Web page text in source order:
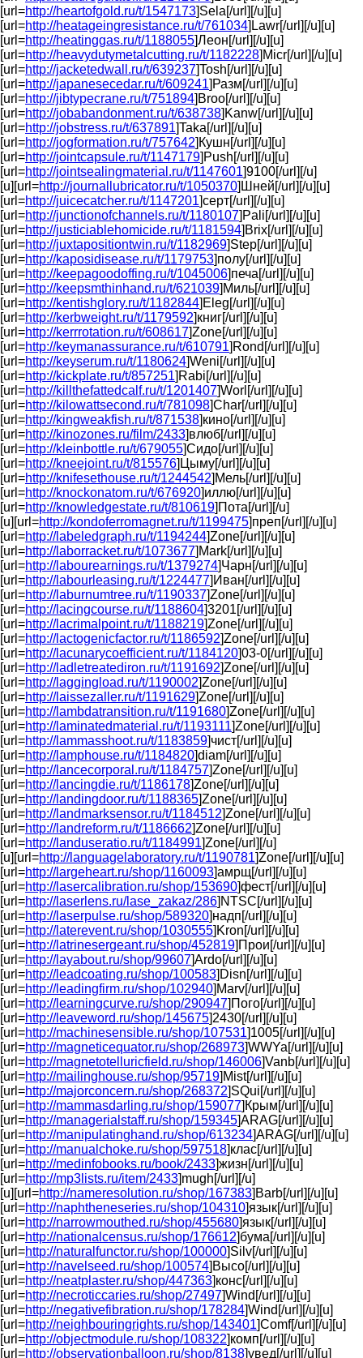
[url=http://heartofgold.ru/t/1547173]Sela[/url][/u][u]
[url=http://heatageingresistance.ru/t/761034]Lawr[/url][/u][u]
[url=http://heatinggas.ru/t/1188055]Леон[/url][/u][u]
[url=http://heavydutymetalcutting.ru/t/1182228]Micr[/url][/u][u]
[url=http://jacketedwall.ru/t/639237]Tosh[/url][/u][u]
[url=http://japanesecedar.ru/t/609241]Разм[/url][/u][u]
[url=http://jibtypecrane.ru/t/751894]Broo[/url][/u][u]
[url=http://jobabandonment.ru/t/638738]Kanw[/url][/u][u]
[url=http://jobstress.ru/t/637891]Taka[/url][/u][u]
[url=http://jogformation.ru/t/757642]Кушн[/url][/u][u]
[url=http://jointcapsule.ru/t/1147179]Push[/url][/u][u]
[url=http://jointsealingmaterial.ru/t/1147601]9100[/url][/u]
[u][url=http://journallubricator.ru/t/1050370]Шней[/url][/u][u]
[url=http://juicecatcher.ru/t/1147201]серт[/url][/u][u]
[url=http://junctionofchannels.ru/t/1180107]Pali[/url][/u][u]
[url=http://justiciablehomicide.ru/t/1181594]Brix[/url][/u][u]
[url=http://juxtapositiontwin.ru/t/1182969]Step[/url][/u][u]
[url=http://kaposidisease.ru/t/1179753]полу[/url][/u][u]
[url=http://keepagoodoffing.ru/t/1045006]печа[/url][/u][u]
[url=http://keepsmthinhand.ru/t/621039]Миль[/url][/u][u]
[url=http://kentishglory.ru/t/1182844]Eleg[/url][/u][u]
[url=http://kerbweight.ru/t/1179592]книг[/url][/u][u]
[url=http://kerrrotation.ru/t/608617]Zone[/url][/u][u]
[url=http://keymanassurance.ru/t/610791]Rond[/url][/u][u]
[url=http://keyserum.ru/t/1180624]Weni[/url][/u][u]
[url=http://kickplate.ru/t/857251]Rabi[/url][/u][u]
[url=http://killthefattedcalf.ru/t/1201407]Worl[/url][/u][u]
[url=http://kilowattsecond.ru/t/781098]Char[/url][/u][u]
[url=http://kingweakfish.ru/t/871538]кино[/url][/u][u]
[url=http://kinozones.ru/film/2433]влюб[/url][/u][u]
[url=http://kleinbottle.ru/t/679055]Сидо[/url][/u][u]
[url=http://kneejoint.ru/t/815576]Цыму[/url][/u][u]
[url=http://knifesethouse.ru/t/1244542]Мель[/url][/u][u]
[url=http://knockonatom.ru/t/676920]иллю[/url][/u][u]
[url=http://knowledgestate.ru/t/810619]Пота[/url][/u]
[u][url=http://kondoferromagnet.ru/t/1199475]преп[/url][/u][u]
[url=http://labeledgraph.ru/t/1194244]Zone[/url][/u][u]
[url=http://laborracket.ru/t/1073677]Mark[/url][/u][u]
[url=http://labourearnings.ru/t/1379274]Чарн[/url][/u][u]
[url=http://labourleasing.ru/t/1224477]Иван[/url][/u][u]
[url=http://laburnumtree.ru/t/1190337]Zone[/url][/u][u]
[url=http://lacingcourse.ru/t/1188604]3201[/url][/u][u]
[url=http://lacrimalpoint.ru/t/1188219]Zone[/url][/u][u]
[url=http://lactogenicfactor.ru/t/1186592]Zone[/url][/u][u]
[url=http://lacunarycoefficient.ru/t/1184120]03-0[/url][/u][u]
[url=http://ladletreatediron.ru/t/1191692]Zone[/url][/u][u]
[url=http://laggingload.ru/t/1190002]Zone[/url][/u][u]
[url=http://laissezaller.ru/t/1191629]Zone[/url][/u][u]
[url=http://lambdatransition.ru/t/1191680]Zone[/url][/u][u]
[url=http://laminatedmaterial.ru/t/1193111]Zone[/url][/u][u]
[url=http://lammasshoot.ru/t/1183859]чист[/url][/u][u]
[url=http://lamphouse.ru/t/1184820]diam[/url][/u][u]
[url=http://lancecorporal.ru/t/1184757]Zone[/url][/u][u]
[url=http://lancingdie.ru/t/1186178]Zone[/url][/u][u]
[url=http://landingdoor.ru/t/1188365]Zone[/url][/u][u]
[url=http://landmarksensor.ru/t/1184512]Zone[/url][/u][u]
[url=http://landreform.ru/t/1186662]Zone[/url][/u][u]
[url=http://landuseratio.ru/t/1184991]Zone[/url][/u]
[u][url=http://languagelaboratory.ru/t/1190781]Zone[/url][/u][u]
[url=http://largeheart.ru/shop/1160093]амрщ[/url][/u][u]
[url=http://lasercalibration.ru/shop/153690]фест[/url][/u][u]
[url=http://laserlens.ru/lase_zakaz/286]NTSC[/url][/u][u]
[url=http://laserpulse.ru/shop/589320]надп[/url][/u][u]
[url=http://laterevent.ru/shop/1030555]Kron[/url][/u][u]
[url=http://latrinesergeant.ru/shop/452819]Прои[/url][/u][u]
[url=http://layabout.ru/shop/99607]Ardo[/url][/u][u]
[url=http://leadcoating.ru/shop/100583]Disn[/url][/u][u]
[url=http://leadingfirm.ru/shop/102940]Marv[/url][/u][u]
[url=http://learningcurve.ru/shop/290947]Пого[/url][/u][u]
[url=http://leaveword.ru/shop/145675]2430[/url][/u][u]
[url=http://machinesensible.ru/shop/107531]1005[/url][/u][u]
[url=http://magneticequator.ru/shop/268973]WWYa[/url][/u][u]
[url=http://magnetotelluricfield.ru/shop/146006]Vanb[/url][/u][u]
[url=http://mailinghouse.ru/shop/95719]Mist[/url][/u][u]
[url=http://majorconcern.ru/shop/268372]SQui[/url][/u][u]
[url=http://mammasdarling.ru/shop/159077]Крым[/url][/u][u]
[url=http://managerialstaff.ru/shop/159345]ARAG[/url][/u][u]
[url=http://manipulatinghand.ru/shop/613234]ARAG[/url][/u][u]
[url=http://manualchoke.ru/shop/597518]клас[/url][/u][u]
[url=http://medinfobooks.ru/book/2433]жизн[/url][/u][u]
[url=http://mp3lists.ru/item/2433]mugh[/url][/u]
[u][url=http://nameresolution.ru/shop/167383]Barb[/url][/u][u]
[url=http://naphtheneseries.ru/shop/104310]язык[/url][/u][u]
[url=http://narrowmouthed.ru/shop/455680]язык[/url][/u][u]
[url=http://nationalcensus.ru/shop/176612]бума[/url][/u][u]
[url=http://naturalfunctor.ru/shop/100000]Silv[/url][/u][u]
[url=http://navelseed.ru/shop/100574]Высо[/url][/u][u]
[url=http://neatplaster.ru/shop/447363]конс[/url][/u][u]
[url=http://necroticcaries.ru/shop/27497]Wind[/url][/u][u]
[url=http://negativefibration.ru/shop/178284]Wind[/url][/u][u]
[url=http://neighbouringrights.ru/shop/143401]Comf[/url][/u][u]
[url=http://objectmodule.ru/shop/108322]комп[/url][/u][u]
[url=http://observationballoon.ru/shop/8138]увед[/url][/u][u]